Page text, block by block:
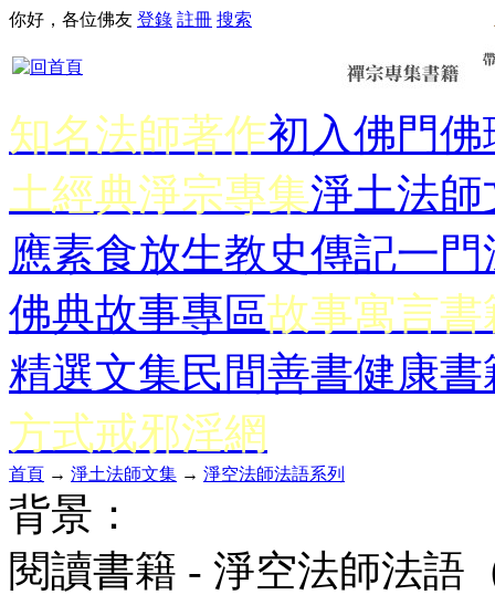
你好，各位佛友 登錄 註冊 搜索
知名法師著作初入佛門佛
土經典淨宗專集淨土法師
應素食放生教史傳記一門
佛典故事專區故事寓言書
精選文集民間善書健康書
方式戒邪淫網
首頁 → 淨土法師文集 → 淨空法師法語系列
背景：
閱讀書籍 - 淨空法師法語